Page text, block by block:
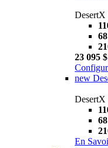
DesertX
23 095 $
new
DesertX
En